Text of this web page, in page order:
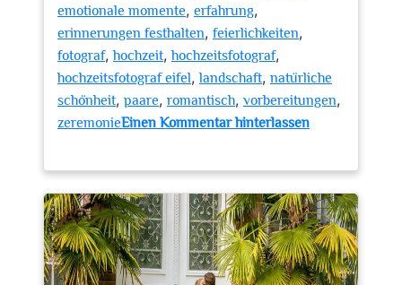
emotionale momente, erfahrung,
erinnerungen festhalten, feierlichkeiten,
fotograf,hochzeit,hochzeitsfotograf,
hochzeitsfotograf eifel,landschaft, natürliche
schönheit, paare, romantisch, vorbereitungen,
zeremonieEinen Kommentar hinterlassen
in
der
Eifel:
Der